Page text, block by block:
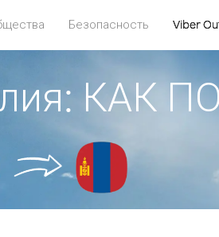
Безопасность Viber
КАК